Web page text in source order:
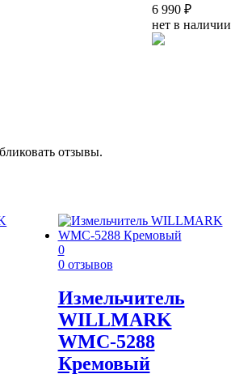
6 990 ₽
нет в наличии
отзывы.
0
0 отзывов
Измельчитель
WILLMARK
WMC-5288
Кремовый